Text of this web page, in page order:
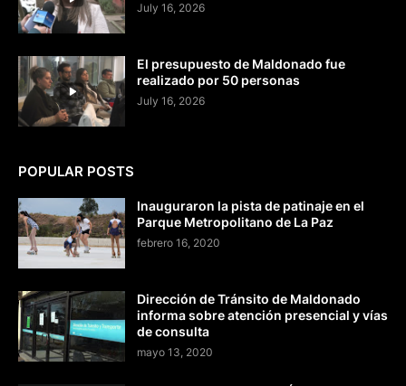
July 16, 2026
El presupuesto de Maldonado fue
realizado por 50 personas
July 16, 2026
POPULAR POSTS
Inauguraron la pista de patinaje en el
Parque Metropolitano de La Paz
febrero 16, 2020
Dirección de Tránsito de Maldonado
informa sobre atención presencial y vías
de consulta
mayo 13, 2020